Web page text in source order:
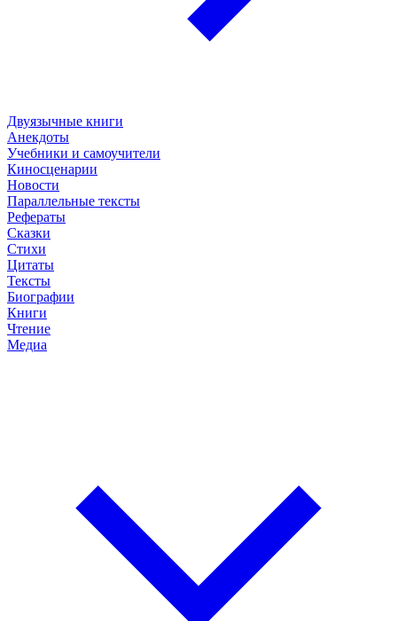
Двуязычные книги
Анекдоты
Учебники и самоучители
Киносценарии
Новости
Параллельные тексты
Рефераты
Сказки
Стихи
Цитаты
Тексты
Биографии
Книги
Чтение
Медиа